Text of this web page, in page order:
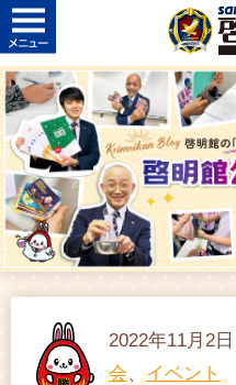
2022年11月2
会、 イベント